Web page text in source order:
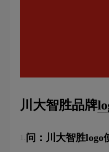
川大智胜品牌
问：川大智胜logo